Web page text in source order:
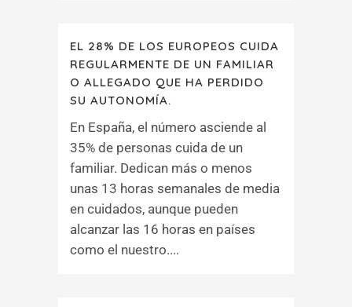
EL 28% DE LOS EUROPEOS CUIDA
REGULARMENTE DE UN FAMILIAR
O ALLEGADO QUE HA PERDIDO
SU AUTONOMÍA.
En España, el número asciende al
35% de personas cuida de un
familiar. Dedican más o menos
unas 13 horas semanales de media
en cuidados, aunque pueden
alcanzar las 16 horas en países
como el nuestro....